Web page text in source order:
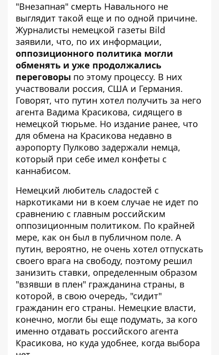
"Внезапная" смерть Навального не
выглядит такой еще и по одной причине.
Журналисты немецкой газеты Bild
заявили, что, по их информации,
оппозиционного политика могли
обменять и уже продолжались
переговоры по этому процессу. В них
участвовали россия, США и Германия.
Говорят, что путин хотел получить за него
агента Вадима Красикова, сидящего в
немецкой тюрьме. Но издание ранее, что
для обмена на Красикова недавно в
аэропорту Пулково задержали немца,
который при себе имел конфеты с
каннабисом.
Немецкий любитель сладостей с
наркотиками ни в коем случае не идет по
сравнению с главным российским
оппозиционным политиком. По крайней
мере, как он был в публичном поле. А
путин, вероятно, не очень хотел отпускать
своего врага на свободу, поэтому решил
занизить ставки, определенным образом
"взявши в плен" гражданина страны, в
которой, в свою очередь, "сидит"
гражданин его страны. Немецкие власти,
конечно, могли бы еще подумать, за кого
именно отдавать российского агента
Красикова, но куда удобнее, когда выбора